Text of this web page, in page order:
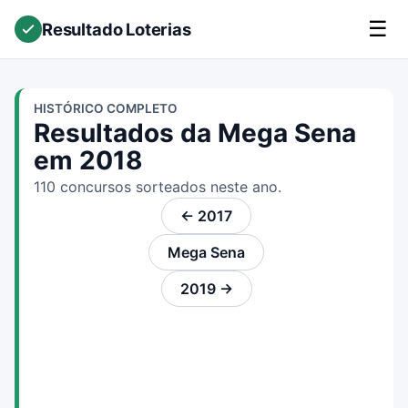
Resultado Loterias ☰
HISTÓRICO COMPLETO
Resultados da Mega Sena
em 2018
110 concursos sorteados neste ano.
← 2017
Mega Sena
2019 →